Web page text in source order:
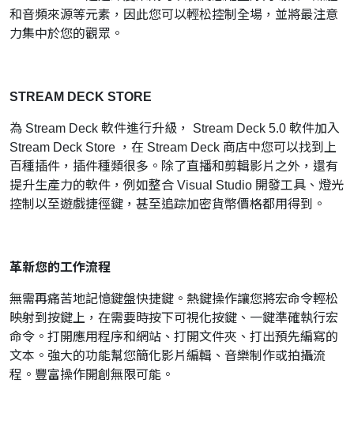
和音頻來源等元素，因此您可以輕松控制全場，並將最注意
力集中於您的觀眾。
STREAM DECK STORE
為 Stream Deck 軟件進行升級， Stream Deck 5.0 軟件加入
Stream Deck Store ，在 Stream Deck 商店中您可以找到上
百種插件，插件種類很多。除了直播和剪輯影片之外，還有
提升生產力的軟件，例如整合 Visual Studio 開發工具、燈光
控制以至遊戲捷徑鍵，甚至追踪加密貨幣價格都用得到。
革新您的工作流程
無需再痛苦地記憶鍵盤快捷鍵。熱鍵操作讓您將宏命令輕松
映射到按鍵上，在需要時按下可視化按鍵、一鍵準確執行宏
命令。打開應用程序和網站、打開文件夾、打出預先編寫的
文本。強大的功能幫您簡化影片編輯、音樂制作或拍攝流
程。豐富操作開創無限可能。